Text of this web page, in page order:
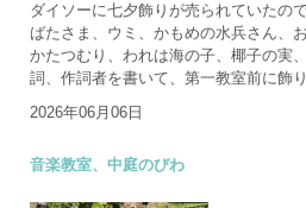
ダイソーに七夕飾りが売られていたの
ばたさま、ウミ、かもめの水兵さん、
かたつむり、われは海の子、椰子の実
詞、作詞者を書いて、第一教室前に飾
2026年06月06日
音楽教室、中庭のびわ